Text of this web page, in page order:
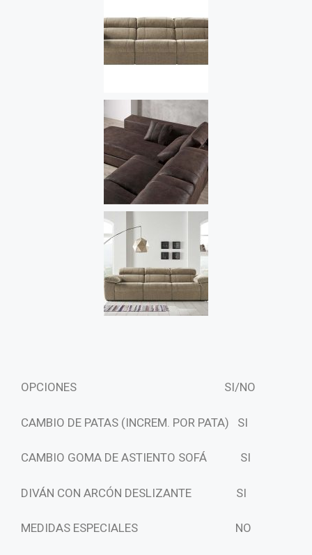
OPCIONES SI/NO
CAMBIO DE PATAS (INCREM. POR PATA) SI
CAMBIO GOMA DE ASTIENTO SOFÁ SI
DIVÁN CON ARCÓN DESLIZANTE SI
MEDIDAS ESPECIALES NO